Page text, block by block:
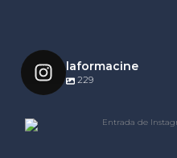
laformacine
229